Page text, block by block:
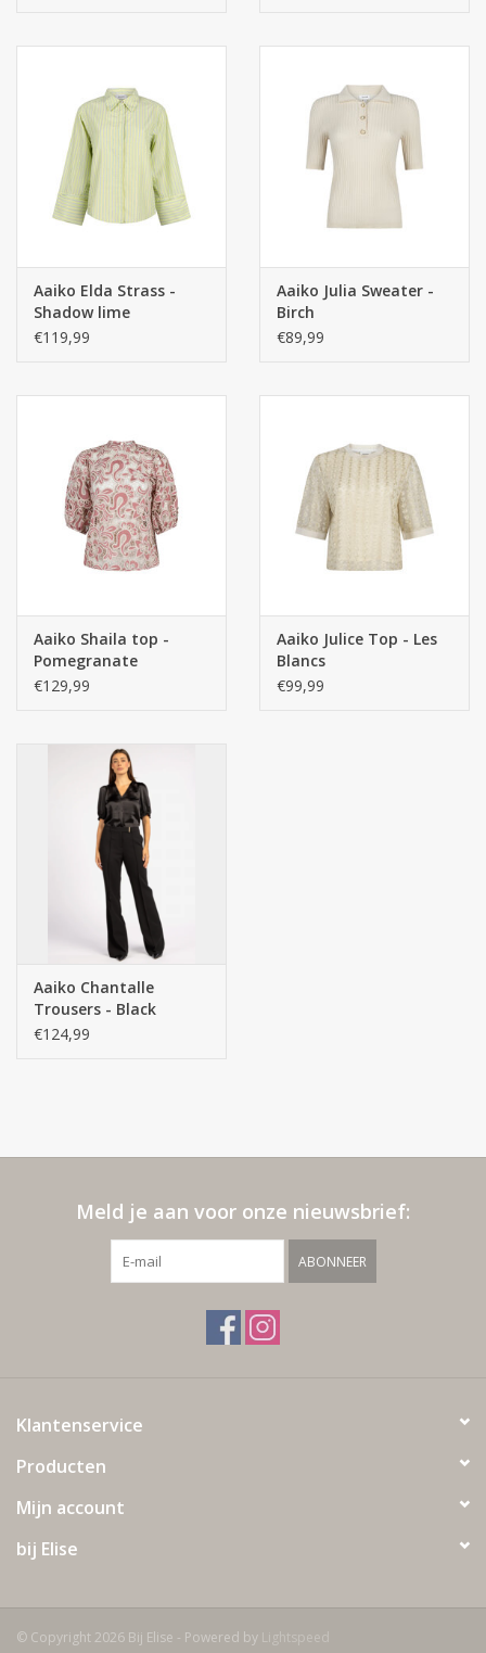
Aaiko Elda Strass -
Shadow lime
€119,99
Aaiko Julia Sweater -
Birch
€89,99
Aaiko Shaila top -
Pomegranate
€129,99
Aaiko Julice Top - Les
Blancs
€99,99
Aaiko Chantalle
Trousers - Black
€124,99
Meld je aan voor onze nieuwsbrief:
ABONNEER
Klantenservice
Producten
Mijn account
bij Elise
© Copyright 2026 Bij Elise - Powered by Lightspeed